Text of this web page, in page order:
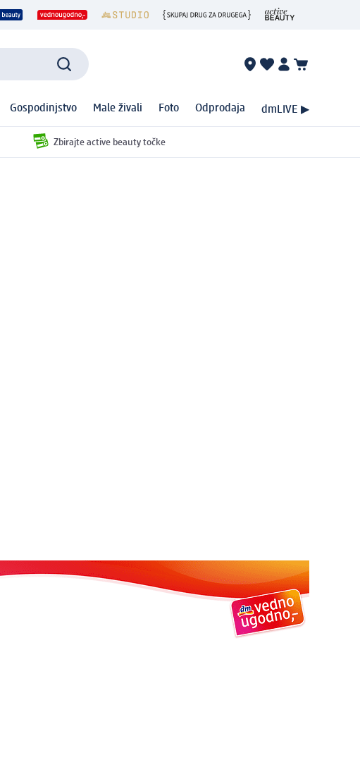
Gospodinjstvo Male živali Foto Odprodaja dmLIVE ▶
Zbirajte active beauty točke